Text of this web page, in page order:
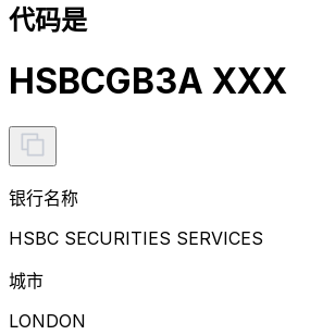
代码是
HSBCGB3A XXX
银行名称
HSBC SECURITIES SERVICES
城市
LONDON